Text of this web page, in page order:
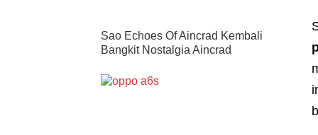
Sao Echoes Of Aincrad Kembali
Bangkit Nostalgia Aincrad